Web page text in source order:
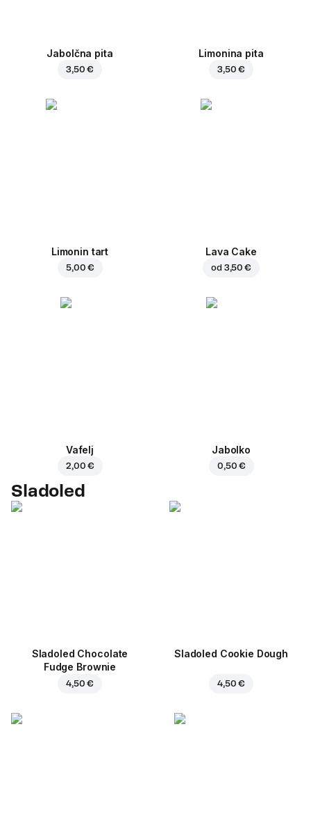
Jabolčna pita
3,50 €
Limonina pita
3,50 €
Limonin tart
5,00 €
Lava Cake
od 3,50 €
Vafelj
2,00 €
Jabolko
0,50 €
Sladoled
Sladoled Chocolate
Fudge Brownie
4,50 €
Sladoled Cookie Dough
4,50 €